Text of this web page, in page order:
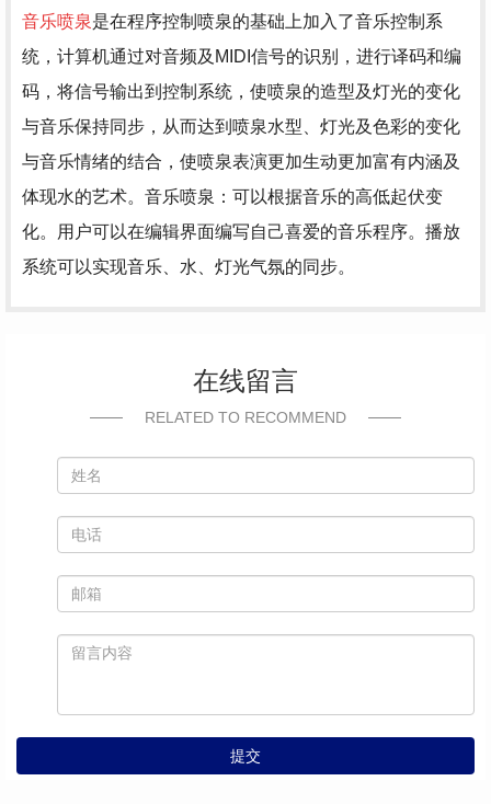
音乐喷泉是在程序控制喷泉的基础上加入了音乐控制系
统，计算机通过对音频及MIDI信号的识别，进行译码和编
码，将信号输出到控制系统，使喷泉的造型及灯光的变化
与音乐保持同步，从而达到喷泉水型、灯光及色彩的变化
与音乐情绪的结合，使喷泉表演更加生动更加富有内涵及
体现水的艺术。音乐喷泉：可以根据音乐的高低起伏变
化。用户可以在编辑界面编写自己喜爱的音乐程序。播放
系统可以实现音乐、水、灯光气氛的同步。
在线留言
RELATED TO RECOMMEND
提交